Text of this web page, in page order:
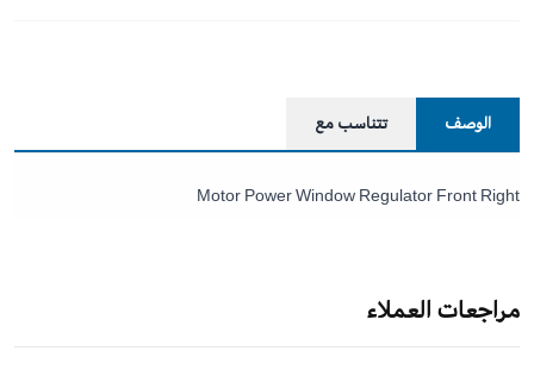
الوصف تتناسب مع
Motor Power Window Regulator Front Right
مراجعات العملاء